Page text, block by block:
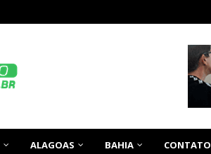
ALAGOAS BAHIA CONTATO